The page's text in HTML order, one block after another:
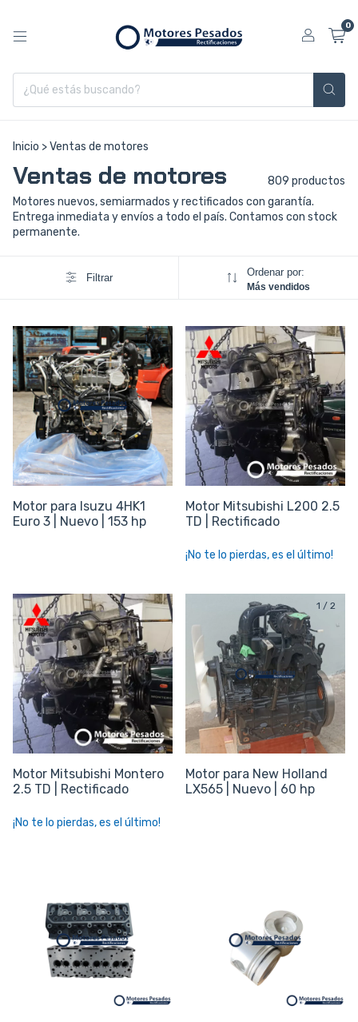
0
Inicio >Ventas de motores
Ventas de motores
809 productos
Motores nuevos, semiarmados y rectificados con garantía.
Entrega inmediata y envíos a todo el país. Contamos con stock
permanente.
Filtrar Ordenar por:
Más vendidos
1/6
Motor para Isuzu 4HK1
Euro 3 | Nuevo | 153 hp
Motor Mitsubishi L200 2.5
TD | Rectificado
¡No te lo pierdas, es el último!
Motor Mitsubishi Montero
2.5 TD | Rectificado
¡No te lo pierdas, es el último!
1 / 2
Motor para New Holland
LX565 | Nuevo | 60 hp